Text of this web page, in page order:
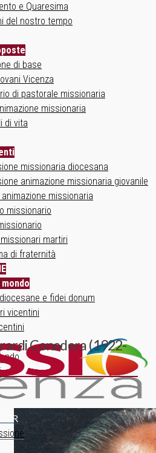
e Quaresima
del nostro tempo
di base
Vicenza
di pastorale missionaria
missionaria
di vita
missionaria diocesana
animazione missionaria giovanile
animazione missionaria
missionario
martiri
di fraternità
e fidei donum
vicentini
Conedera (1922-